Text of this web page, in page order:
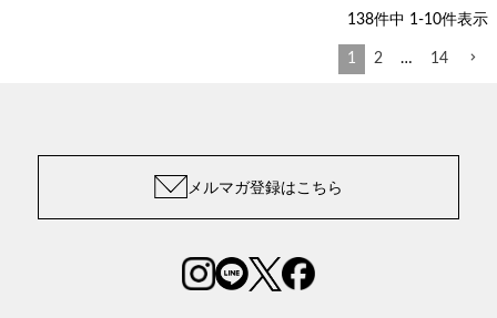
138件中 1-10件表示
1 2 … 14
メルマガ登録はこちら